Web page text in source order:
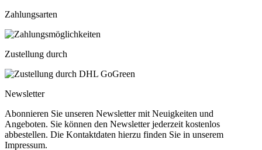
Zahlungsarten
Zustellung durch
Newsletter
Abonnieren Sie unseren Newsletter mit Neuigkeiten und
Angeboten. Sie können den Newsletter jederzeit kostenlos
abbestellen. Die Kontaktdaten hierzu finden Sie in unserem
Impressum.